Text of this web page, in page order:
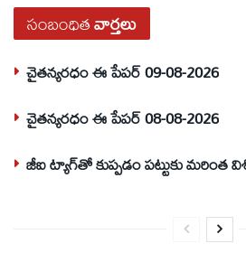
సంబంధితవార్తలు
చైతన్యరధం ఈ పేపర్ 09-08-2026
చైతన్యరధం ఈ పేపర్ 08-08-2026
జీఐ ట్యాగ్‌తో కుప్పడం పట్టుకు మరింత